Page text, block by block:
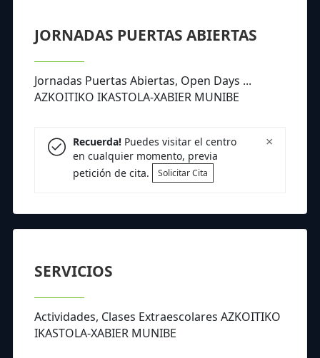
JORNADAS PUERTAS ABIERTAS
Jornadas Puertas Abiertas, Open Days ...
AZKOITIKO IKASTOLA-XABIER MUNIBE
×
Recuerda!Puedes visitar el centro
en cualquier momento, previa
petición de cita.
Solicitar Cita
SERVICIOS
Actividades, Clases Extraescolares AZKOITIKO
IKASTOLA-XABIER MUNIBE